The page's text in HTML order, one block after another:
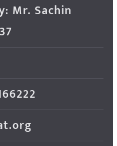
Mr. Sachin